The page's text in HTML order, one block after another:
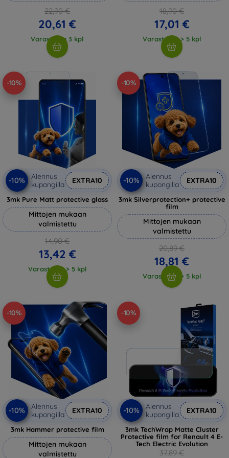
22,90 €
20,61 €
Varastossa 3 kpl
18,90 €
17,01 €
Varastossa > 5 kpl
-10%
-10%
Alennus
kupongilla
EXTRA10
3mk Pure Matt protective glass
Mittojen mukaan
valmistettu
14,90 €
13,42 €
Varastossa > 5 kpl
-10%
-10%
Alennus
kupongilla
EXTRA10
3mk Silverprotection+ protective
film
Mittojen mukaan
valmistettu
20,89 €
18,81 €
Varastossa > 5 kpl
-10%
-10%
Alennus
kupongilla
EXTRA10
3mk Hammer protective film
Mittojen mukaan
valmistettu
-10%
-10%
Alennus
kupongilla
EXTRA10
3mk TechWrap Matte Cluster
Protective film for Renault 4 E-
Tech Electric Evolution
37,89 €